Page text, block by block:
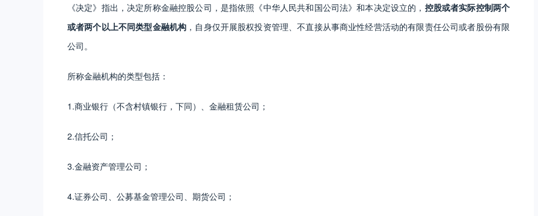
《决定》指出，决定所称金融控股公司，是指依照《中华人民共和国公司法》和本决定设立的， 控股或者实际控制两个
或者两个以上不同类型金融机构 ，自身仅开展股权投资管理、不直接从事商业性经营活动的有限责任公司或者股份有限
公司。
所称金融机构的类型包括：
1.商业银行（不含村镇银行，下同）、金融租赁公司；
2.信托公司；
3.金融资产管理公司；
4.证券公司、公募基金管理公司、期货公司；